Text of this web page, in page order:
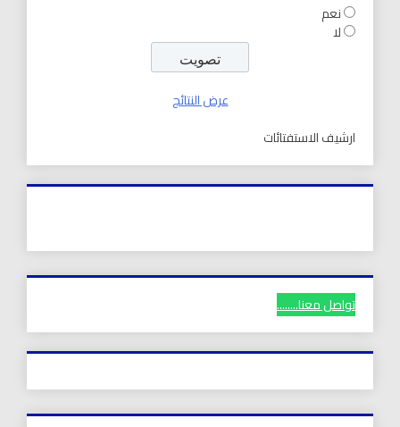
نعم
لا
عرض النتائج
ارشيف الاستفتائات
تواصل معنا........